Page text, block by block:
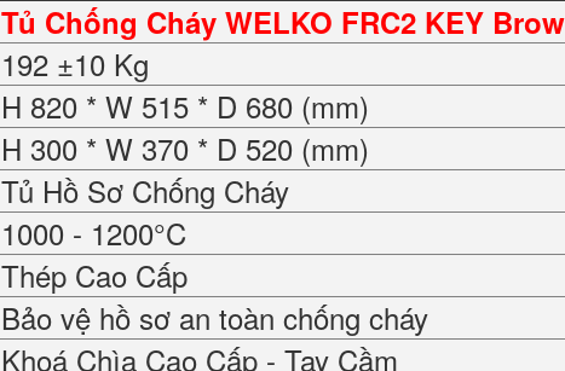
Tủ Chống Cháy WELKO FRC2 KEY
192 ±10 Kg
H 820 * W 515 * D 680 (mm)
H 300 * W 370 * D 520 (mm)
Tủ Hồ Sơ Chống Cháy
1000 - 1200°C
Thép Cao Cấp
Bảo vệ hồ sơ an toàn chống cháy
Khoá Chìa Cao Cấp - Tay Cầm